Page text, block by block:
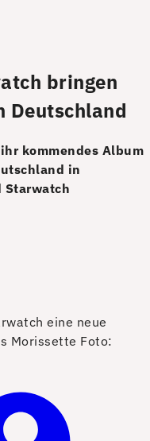
bringen
Deutschland
kommendes Album
in
Starwatch
eine neue
Morissette Foto: